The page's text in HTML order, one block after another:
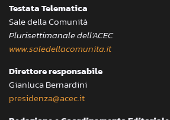
Testata Telematica
Sale della Comunità
Plurisettimanale dell’ACEC
www.saledellacomunita.it
Direttore responsabile
Gianluca Bernardini
presidenza@acec.it